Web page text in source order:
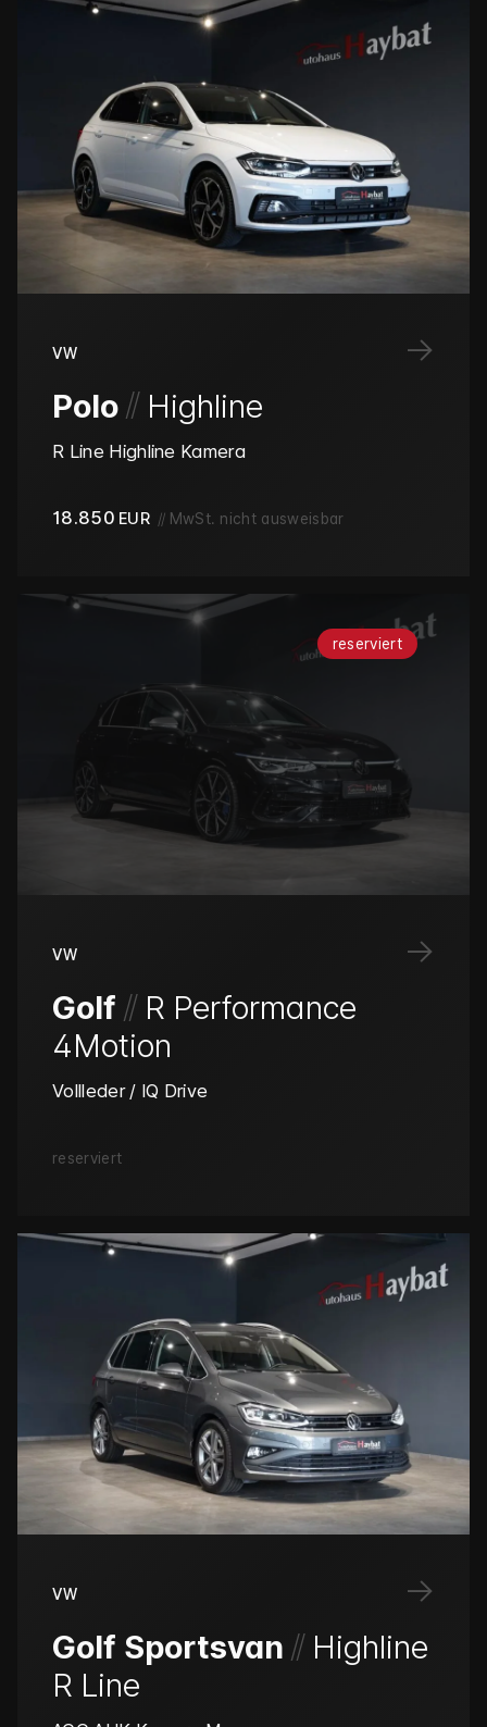
→
VW
Polo// Highline
R Line Highline Kamera
18.850 EUR // MwSt. nicht ausweisbar
reserviert
→
VW
Golf // R Performance
4Motion
Vollleder / IQ Drive
reserviert
→
VW
Golf Sportsvan // Highline
R Line